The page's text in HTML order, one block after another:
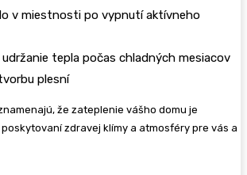
v miestnosti po vypnutí aktívneho
tepla počas chladných mesiacov
plesní
že zateplenie vášho domu je
zdravej klímy a atmosféry pre vás a